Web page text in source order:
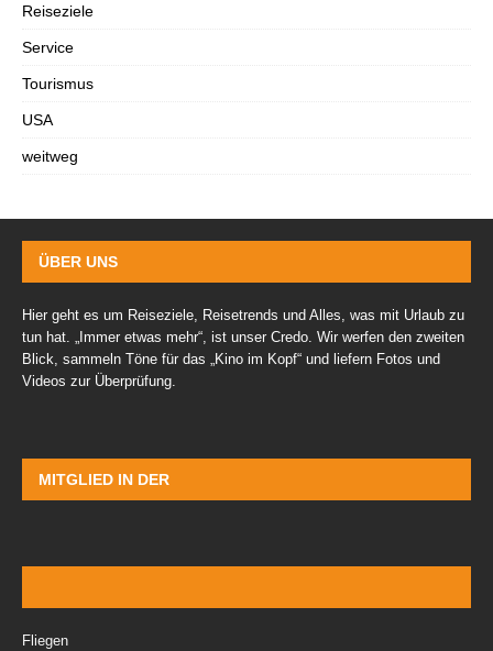
Reiseziele
Service
Tourismus
USA
weitweg
ÜBER UNS
Hier geht es um Reiseziele, Reisetrends und Alles, was mit Urlaub zu
tun hat. „Immer etwas mehr“, ist unser Credo. Wir werfen den zweiten
Blick, sammeln Töne für das „Kino im Kopf“ und liefern Fotos und
Videos zur Überprüfung.
MITGLIED IN DER
Fliegen